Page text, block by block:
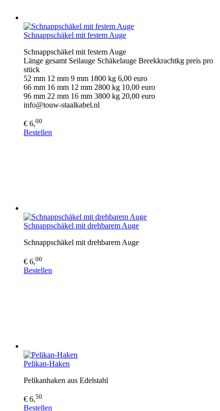
Schnappschäkel mit festem Auge
Schnappschäkel mit festem Auge
Länge gesamt Seilauge Schäkelauge Breekkrachtkg preis pro
stück
52 mm 12 mm 9 mm 1800 kg 6,00 euro
66 mm 16 mm 12 mm 2800 kg 10,00 euro
96 mm 22 mm 16 mm 3800 kg 20,00 euro
info@touw-staalkabel.nl
€ 6,00
Bestellen
Schnappschäkel mit drehbarem Auge
Schnappschäkel mit drehbarem Auge
€ 6,00
Bestellen
Pelikan-Haken
Pelikanhaken aus Edelstahl
€ 6,50
Bestellen